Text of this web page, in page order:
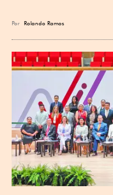
Por Rolando Ramos